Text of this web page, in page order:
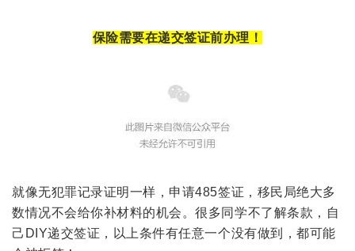
保险需要在递交签证前办理！
就像无犯罪记录证明一样，申请485签证，移民局绝大多
数情况不会给你补材料的机会。很多同学不了解条款，自
己DIY递交签证，以上条件有任意一个没有做到，都可能